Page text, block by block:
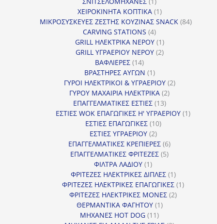
προϊόν
ΧΕΙΡΟΚΙΝΗΤΑ ΚΟΠΤΙΚΑ 11
προϊόν
ΜΙΚΡΟΣΥΣΚΕΥΕΣ ΖΕΣΤΗΣ ΚΟΥΖΙΝΑΣ SNACK 8484
CARVING STATIONS 44
προϊόντα
GRILL ΗΛΕΚΤΡΙΚΑ ΝΕΡΟΥ 11
προϊόν
GRILL ΥΓΡΑΕΡΙΟΥ ΝΕΡΟΥ 22
ΒΑΦΛΙΕΡΕΣ 1414
προϊόντα
ΒΡΑΣΤΗΡΕΣ ΑΥΓΩΝ 11
προϊόν
ΓΥΡΟΙ ΗΛΕΚΤΡΙΚΟΙ & ΥΓΡΑΕΡΙΟΥ 22
ΓΥΡΟΥ ΜΑΧΑΙΡΙΑ ΗΛΕΚΤΡΙΚΑ 22
ΕΠΑΓΓΕΛΜΑΤΙΚΕΣ ΕΣΤΙΕΣ 1313
προϊόντα
ΕΣΤΙΕΣ WOK ΕΠΑΓΩΓΙΚΕΣ Η' ΥΓΡΑΕΡΙΟΥ 11
ΕΣΤΙΕΣ ΕΠΑΓΩΓΙΚΕΣ 1010
ΕΣΤΙΕΣ ΥΓΡΑΕΡΙΟΥ 22
προϊόντα
ΕΠΑΓΓΕΛΜΑΤΙΚΕΣ ΚΡΕΠΙΕΡΕΣ 66
προϊόντα
ΕΠΑΓΓΕΛΜΑΤΙΚΕΣ ΦΡΙΤΕΖΕΣ 55
ΦΙΛΤΡΑ ΛΑΔΙΟΥ 11
προϊόν
ΦΡΙΤΕΖΕΣ ΗΛΕΚΤΡΙΚΕΣ ΔΙΠΛΕΣ 11
προϊόν
ΦΡΙΤΕΖΕΣ ΗΛΕΚΤΡΙΚΕΣ ΕΠΑΓΩΓΙΚΕΣ 11
ΦΡΙΤΕΖΕΣ ΗΛΕΚΤΡΙΚΕΣ ΜΟΝΕΣ 22
ΘΕΡΜΑΝΤΙΚΑ ΦΑΓΗΤΟΥ 11
ΜΗΧΑΝΕΣ HOT DOG 1111